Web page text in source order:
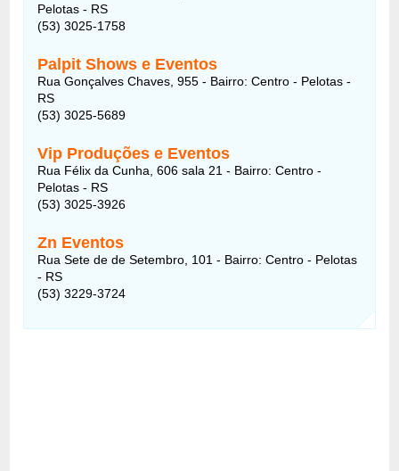
Pelotas - RS
(53) 3025-1758
Palpit Shows e Eventos
Rua Gonçalves Chaves, 955 - Bairro: Centro - Pelotas -
RS
(53) 3025-5689
Vip Produções e Eventos
Rua Félix da Cunha, 606 sala 21 - Bairro: Centro -
Pelotas - RS
(53) 3025-3926
Zn Eventos
Rua Sete de de Setembro, 101 - Bairro: Centro - Pelotas
- RS
(53) 3229-3724